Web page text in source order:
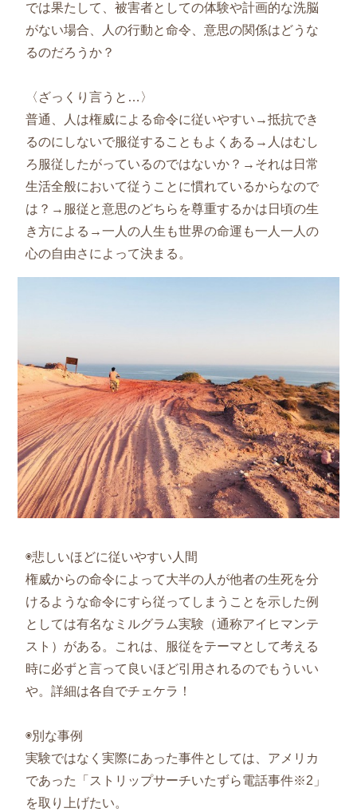
では果たして、被害者としての体験や計画的な洗脳
がない場合、人の行動と命令、意思の関係はどうな
るのだろうか？
〈ざっくり言うと…〉
普通、人は権威による命令に従いやすい→抵抗でき
るのにしないで服従することもよくある→人はむし
ろ服従したがっているのではないか？→それは日常
生活全般において従うことに慣れているからなので
は？→服従と意思のどちらを尊重するかは日頃の生
き方による→一人の人生も世界の命運も一人一人の
心の自由さによって決まる。
◉悲しいほどに従いやすい人間
権威からの命令によって大半の人が他者の生死を分
けるような命令にすら従ってしまうことを示した例
としては有名なミルグラム実験（通称アイヒマンテ
スト）がある。これは、服従をテーマとして考える
時に必ずと言って良いほど引用されるのでもういい
や。詳細は各自でチェケラ！
◉別な事例
実験ではなく実際にあった事件としては、アメリカ
であった「ストリップサーチいたずら電話事件※2」
を取り上げたい。